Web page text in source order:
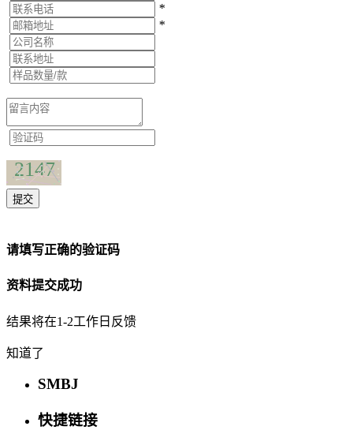
*
*
提交
请填写正确的验证码
资料提交成功
结果将在1-2工作日反馈
知道了
SMBJ
快捷链接